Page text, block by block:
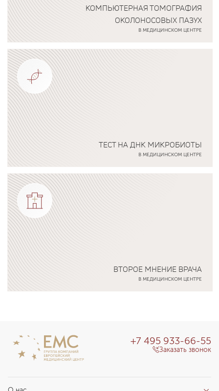
КОМПЬЮТЕРНАЯ ТОМОГРАФИЯ
ОКОЛОНОСОВЫХ ПАЗУХ
В МЕДИЦИНСКОМ ЦЕНТРЕ
Подробнее о программе
ТЕСТ НА ДНК МИКРОБИОТЫ
В МЕДИЦИНСКОМ ЦЕНТРЕ
Подробнее о программе
ВТОРОЕ МНЕНИЕ ВРАЧА
В МЕДИЦИНСКОМ ЦЕНТРЕ
+7 495 933-66-55
Заказать звонок